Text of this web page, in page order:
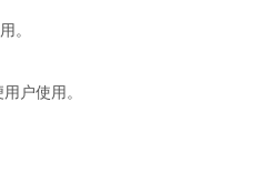
。
户使用。